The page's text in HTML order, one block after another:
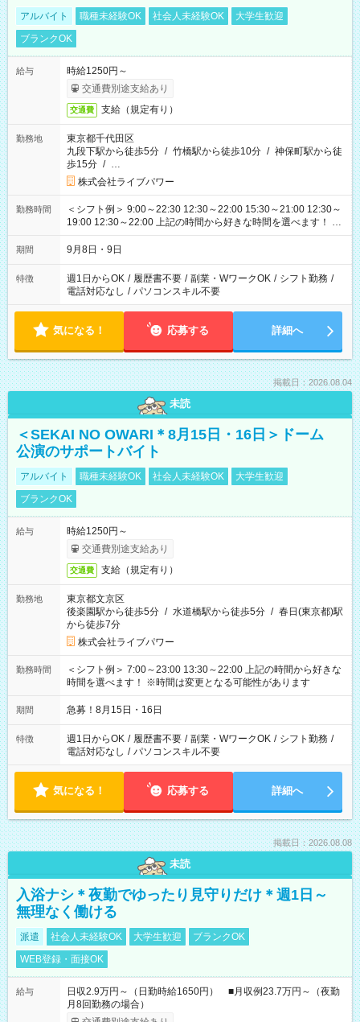
アルバイト 職種未経験OK 社会人未経験OK
大学生歓迎
ブランクOK
給与
時給1250円～
交通費別途支給あり
交通費 支給（規定有り）
勤務地
東京都千代田区
九段下駅から徒歩5分 / 竹橋駅から徒歩10分 / 神保町駅から徒
歩15分 / …
株式会社ライブパワー
勤務時間
＜シフト例＞ 9:00～22:30 12:30～22:00 15:30～21:00 12:30～
19:00 12:30～22:00 上記の時間から好きな時間を選べます！ ※
時間は変更となる可能性があります
期間 9月8日・9日
特徴 週1日からOK / 履歴書不要 / 副業・WワークOK / シフト勤務 /
電話対応なし / パソコンスキル不要
気になる！ 応募する 詳細へ
掲載日：2026.08.04
未読
＜SEKAI NO OWARI＊8月15日・16日＞ドーム
公演のサポートバイト
アルバイト 職種未経験OK 社会人未経験OK
大学生歓迎
ブランクOK
給与
時給1250円～
交通費別途支給あり
交通費 支給（規定有り）
勤務地
東京都文京区
後楽園駅から徒歩5分 / 水道橋駅から徒歩5分 / 春日(東京都)駅
から徒歩7分
株式会社ライブパワー
勤務時間
＜シフト例＞ 7:00～23:00 13:30～22:00 上記の時間から好きな
時間を選べます！ ※時間は変更となる可能性があります
期間 急募！8月15日・16日
特徴 週1日からOK / 履歴書不要 / 副業・WワークOK / シフト勤務 /
電話対応なし / パソコンスキル不要
気になる！ 応募する 詳細へ
掲載日：2026.08.08
未読
入浴ナシ＊夜勤でゆったり見守りだけ＊週1日～
無理なく働ける
派遣 社会人未経験OK 大学生歓迎
ブランクOK
WEB登録・面接OK
給与
日収2.9万円～（日勤時給1650円） ■月収例23.7万円～（夜勤
月8回勤務の場合）